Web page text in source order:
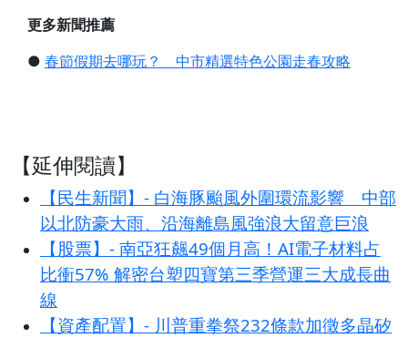
更多新聞推薦
● 春節假期去哪玩？ 中市精選特色公園走春攻略
【延伸閱讀】
【民生新聞】- 白海豚颱風外圍環流影響 中部
以北防豪大雨、沿海離島風強浪大留意巨浪
【股票】- 南亞狂飆49個月高！AI電子材料占
比衝57% 解密台塑四寶第三季營運三大成長曲
線
【資產配置】- 川普重拳祭232條款加徵多晶矽